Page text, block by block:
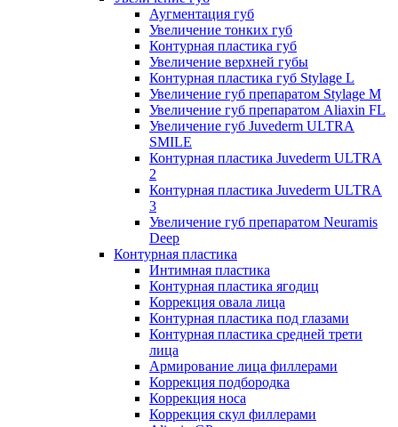
Аугментация губ
Увеличение тонких губ
Контурная пластика губ
Увеличение верхней губы
Контурная пластика губ Stylage L
Увеличение губ препаратом Stylage M
Увеличение губ препаратом Aliaxin FL
Увеличение губ Juvederm ULTRA
SMILE
Контурная пластика Juvederm ULTRA
2
Контурная пластика Juvederm ULTRA
3
Увеличение губ препаратом Neuramis
Deep
Контурная пластика
Интимная пластика
Контурная пластика ягодиц
Коррекция овала лица
Контурная пластика под глазами
Контурная пластика средней трети
лица
Армирование лица филлерами
Коррекция подбородка
Коррекция носа
Коррекция скул филлерами